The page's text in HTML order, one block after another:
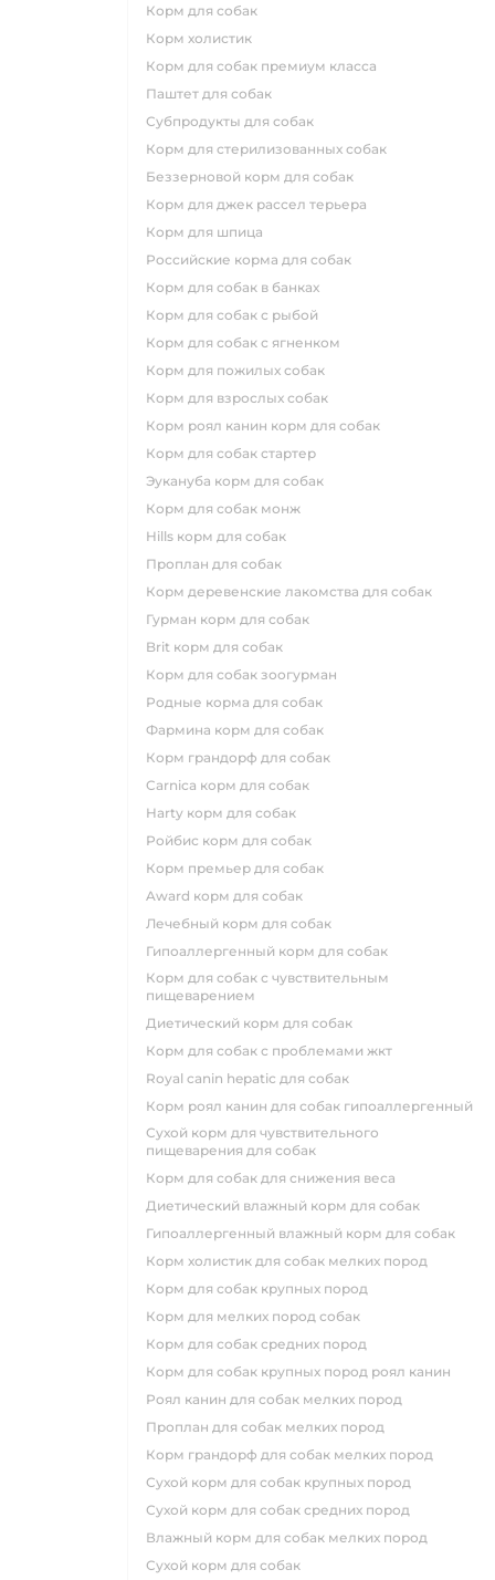
корм для собак
корм холистик
корм для собак премиум класса
паштет для собак
субпродукты для собак
корм для стерилизованных собак
беззерновой корм для собак
корм для джек рассел терьера
корм для шпица
российские корма для собак
корм для собак в банках
корм для собак с рыбой
корм для собак с ягненком
корм для пожилых собак
корм для взрослых собак
корм роял канин корм для собак
корм для собак стартер
эукануба корм для собак
корм для собак монж
hills корм для собак
проплан для собак
корм деревенские лакомства для собак
гурман корм для собак
brit корм для собак
корм для собак зоогурман
родные корма для собак
фармина корм для собак
корм грандорф для собак
carnica корм для собак
harty корм для собак
ройбис корм для собак
корм премьер для собак
award корм для собак
лечебный корм для собак
гипоаллергенный корм для собак
корм для собак с чувствительным
пищеварением
диетический корм для собак
корм для собак с проблемами жкт
royal canin hepatic для собак
корм роял канин для собак гипоаллергенный
сухой корм для чувствительного
пищеварения для собак
корм для собак для снижения веса
диетический влажный корм для собак
гипоаллергенный влажный корм для собак
корм холистик для собак мелких пород
корм для собак крупных пород
корм для мелких пород собак
корм для собак средних пород
корм для собак крупных пород роял канин
роял канин для собак мелких пород
проплан для собак мелких пород
корм грандорф для собак мелких пород
сухой корм для собак крупных пород
сухой корм для собак средних пород
влажный корм для собак мелких пород
сухой корм для собак